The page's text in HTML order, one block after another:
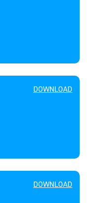
DOWNLOAD
DOWNLOAD